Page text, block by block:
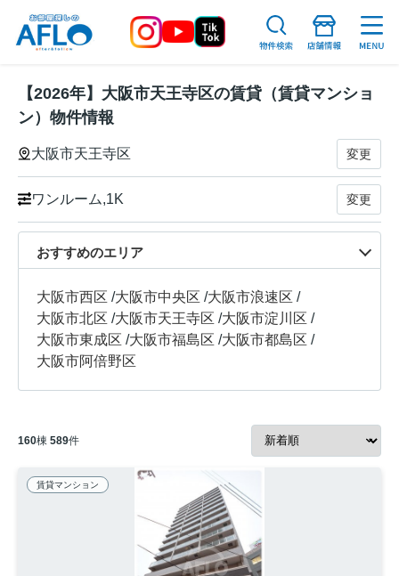
【2026年】大阪市天王寺区の賃貸（賃貸マンショ
ン）物件情報
大阪市天王寺区 変更
ワンルーム,1K 変更
おすすめのエリア
大阪市西区 /大阪市中央区 /大阪市浪速区 /
大阪市北区 /大阪市天王寺区 /大阪市淀川区 /
大阪市東成区 /大阪市福島区 /大阪市都島区 /
大阪市阿倍野区
160棟 589件
賃貸マンション